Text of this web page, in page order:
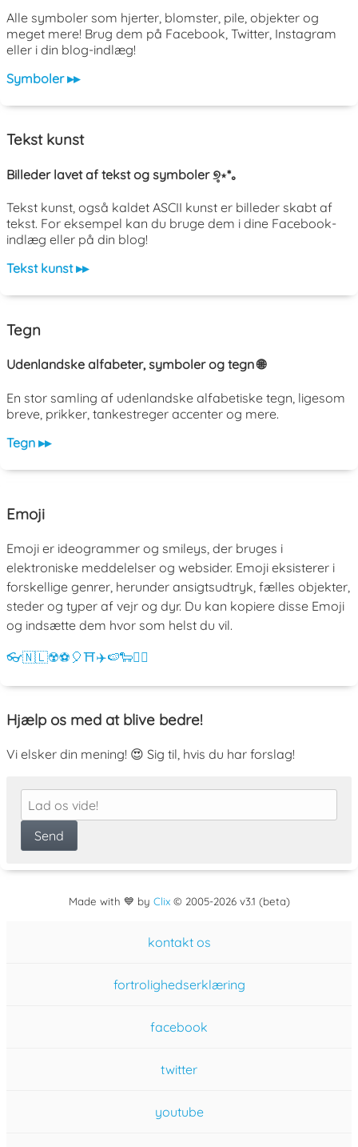
Alle symboler som hjerter, blomster, pile, objekter og
meget mere! Brug dem på Facebook, Twitter, Instagram
eller i din blog-indlæg!
Symboler ▸▸
Tekst kunst
Billeder lavet af tekst og symboler ୭̥⋆*｡
Tekst kunst, også kaldet ASCII kunst er billeder skabt af
tekst. For eksempel kan du bruge dem i dine Facebook-
indlæg eller på din blog!
Tekst kunst ▸▸
Tegn
Udenlandske alfabeter, symboler og tegn 🌐
En stor samling af udenlandske alfabetiske tegn, ligesom
breve, prikker, tankestreger accenter og mere.
Tegn ▸▸
Emoji
Emoji er ideogrammer og smileys, der bruges i
elektroniske meddelelser og websider. Emoji eksisterer i
forskellige genrer, herunder ansigtsudtryk, fælles objekter,
steder og typer af vejr og dyr. Du kan kopiere disse Emoji
og indsætte dem hvor som helst du vil.
👓🇳🇱☢️⚽ 🎈⛩️✈️🍉🐑💁‍♀️
Hjælp os med at blive bedre!
Vi elsker din mening! 😍 Sig til, hvis du har forslag!
Made with 💙 by Clix© 2005-2026 v3.1 (beta)
kontakt os
fortrolighedserklæring
facebook
twitter
youtube